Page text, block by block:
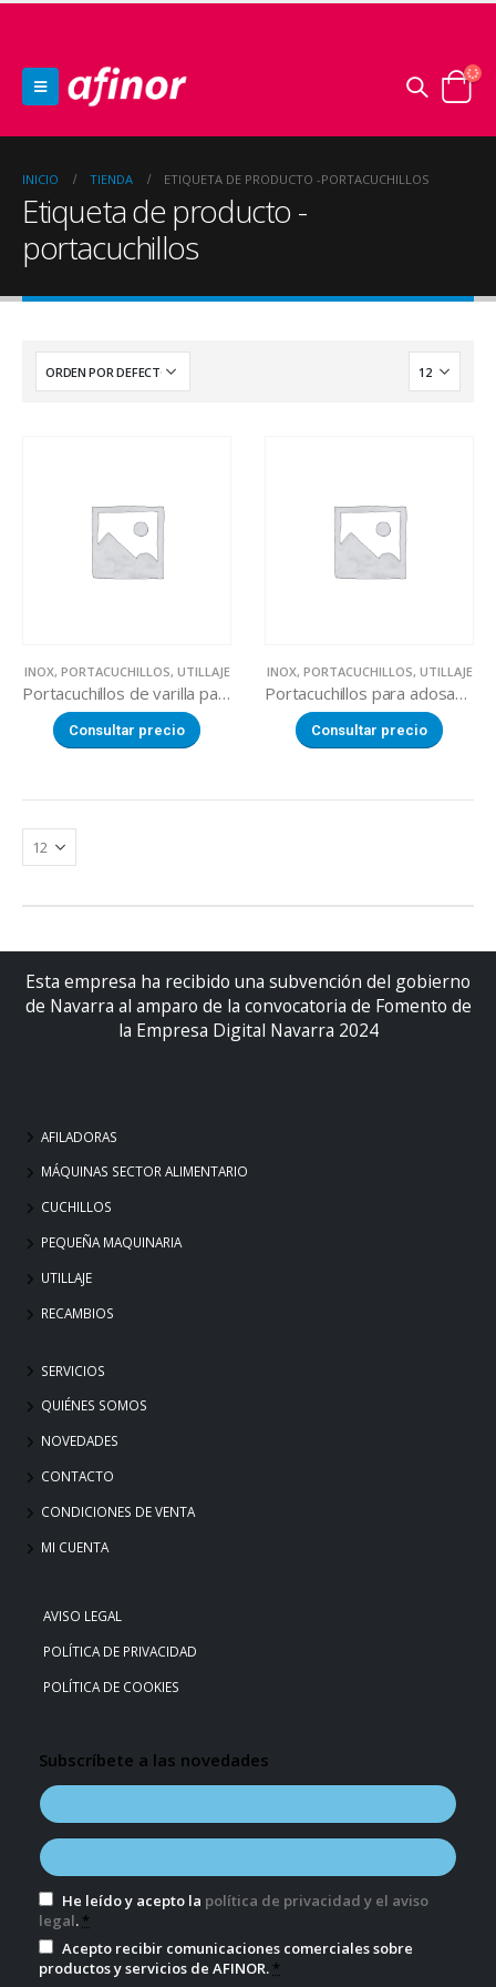
INICIO TIENDA ETIQUETA DE PRODUCTO -PORTACUCHILLOS
Etiqueta de producto -
portacuchillos
INOX, PORTACUCHILLOS, UTILLAJE
Portacuchillos de varilla para adosar
Consultar precio
INOX, PORTACUCHILLOS, UTILLAJE
Portacuchillos para adosar a mesa
Consultar precio
Esta empresa ha recibido una subvención del gobierno
de Navarra al amparo de la convocatoria de Fomento de
la Empresa Digital Navarra 2024
AFILADORAS
MÁQUINAS SECTOR ALIMENTARIO
CUCHILLOS
PEQUEÑA MAQUINARIA
UTILLAJE
RECAMBIOS
SERVICIOS
QUIÉNES SOMOS
NOVEDADES
CONTACTO
CONDICIONES DE VENTA
MI CUENTA
AVISO LEGAL
POLÍTICA DE PRIVACIDAD
POLÍTICA DE COOKIES
Subscríbete a las novedades
He leído y acepto la política de privacidad y el aviso
legal. *
Acepto recibir comunicaciones comerciales sobre
productos y servicios de AFINOR. *